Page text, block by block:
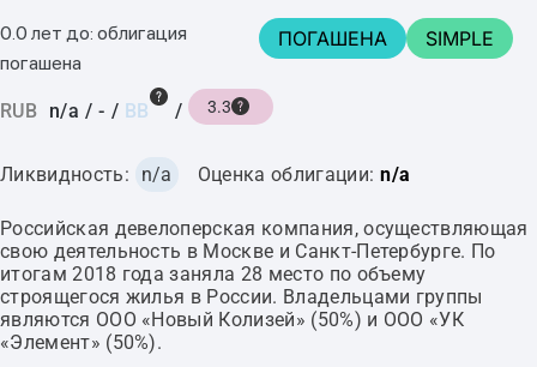
0.0 лет до: облигация
погашена
ПОГАШЕНА SIMPLE
RUB n/a / - / BB / 3.3
Ликвидность: n/a Оценка облигации: n/a
Российская девелоперская компания, осуществляющая
свою деятельность в Москве и Санкт-Петербурге. По
итогам 2018 года заняла 28 место по объему
строящегося жилья в России. Владельцами группы
являются ООО «Новый Колизей» (50%) и ООО «УК
«Элемент» (50%).